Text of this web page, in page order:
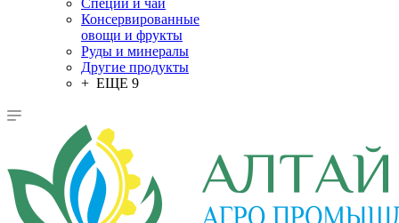
Специи и чай
Консервированные
овощи и фрукты
Руды и минералы
Другие продукты
+ ЕЩЕ 9